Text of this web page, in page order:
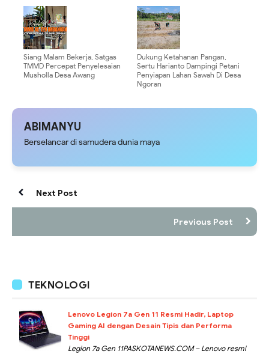
Baru
Persaudaraan
Siang Malam Bekerja, Satgas
TMMD Percepat Penyelesaian
Musholla Desa Awang
Dukung Ketahanan Pangan,
Sertu Harianto Dampingi Petani
Penyiapan Lahan Sawah Di Desa
Ngoran
ABIMANYU
Berselancar di samudera dunia maya
Next Post
Previous Post
TEKNOLOGI
Lenovo Legion 7a Gen 11 Resmi Hadir, Laptop
Gaming AI dengan Desain Tipis dan Performa
Tinggi
Legion 7a Gen 11PASKOTANEWS.COM – Lenovo resmi